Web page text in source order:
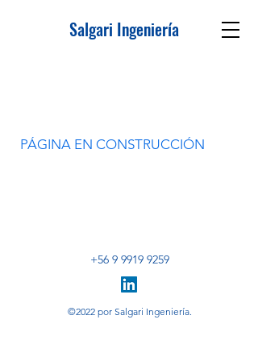
Salgari Ingeniería
PÁGINA EN CONSTRUCCIÓN
+56 9 9919 9259
©2022 por Salgari Ingeniería.